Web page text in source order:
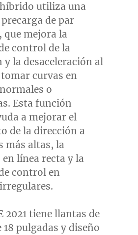
utiliza una
de par
mejora la
control de la
y la desaceleración al
curvas en
o
Esta función
a mejorar el
de la dirección a
más altas, la
línea recta y la
control en
2021 tiene llantas de
18 pulgadas y diseño